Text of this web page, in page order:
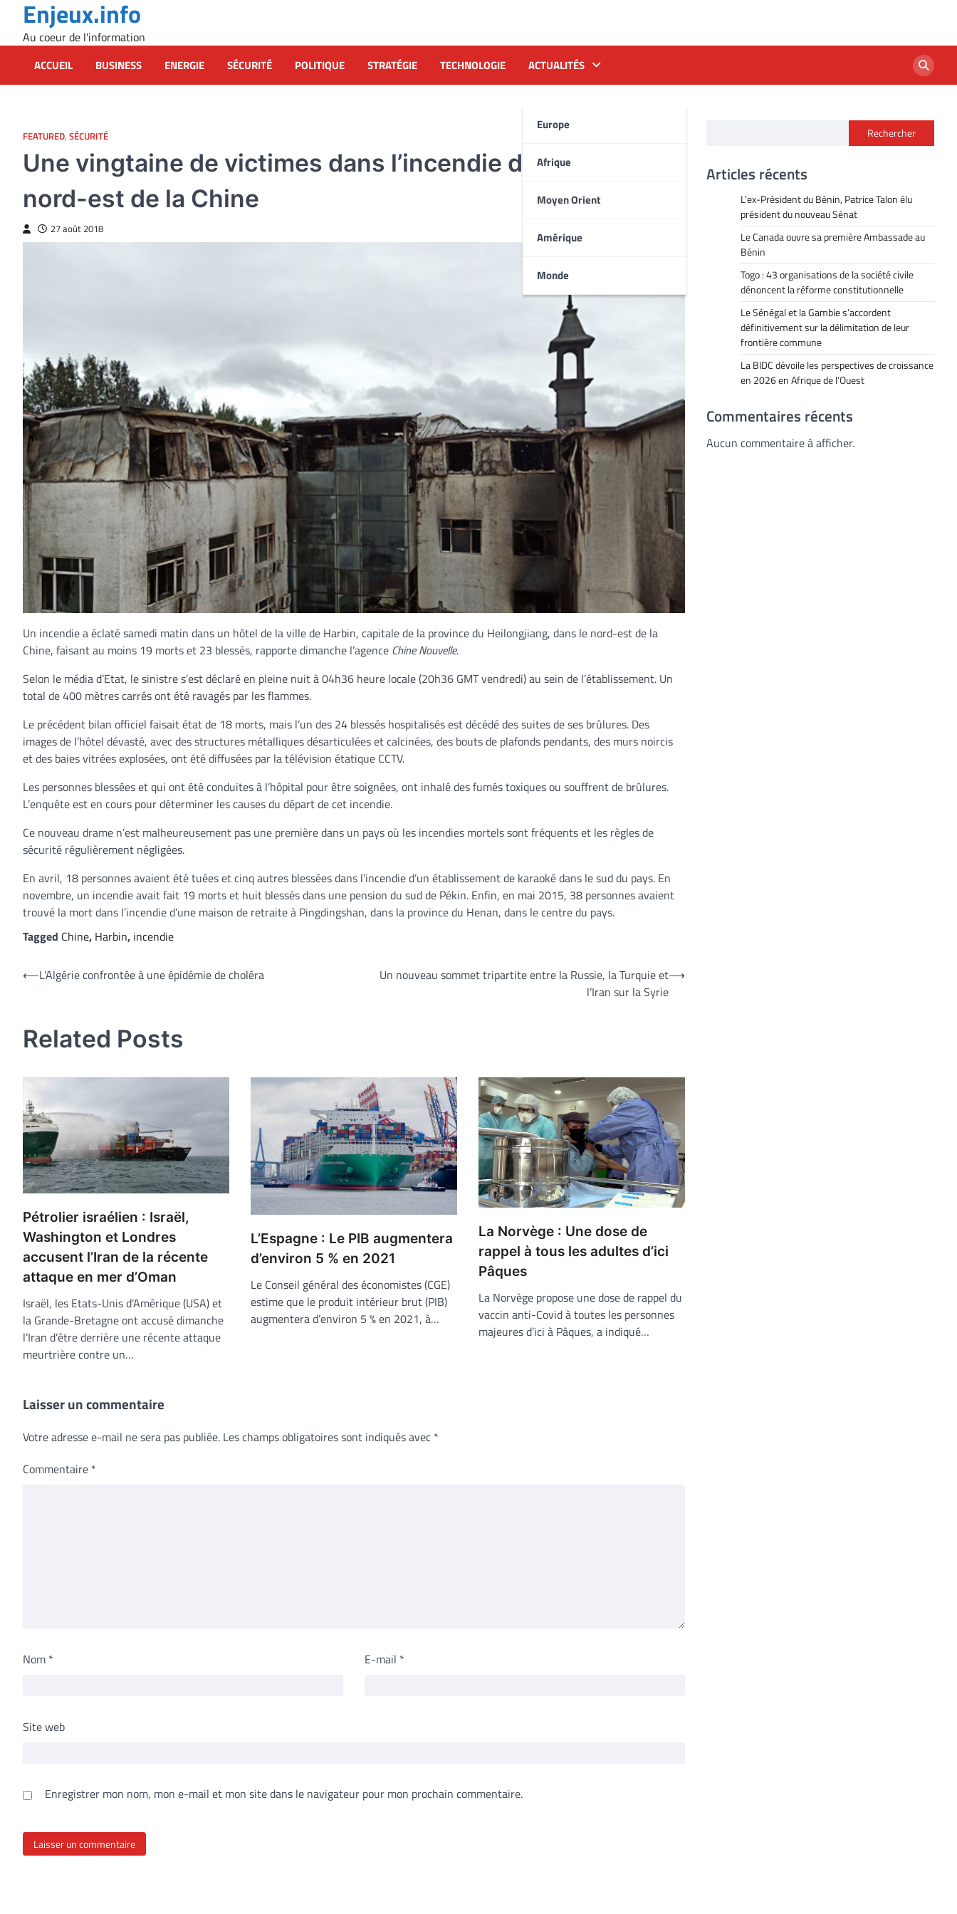
content
Enjeux.info
Au coeur de l'information
ACCUEIL BUSINESS ENERGIE SÉCURITÉ POLITIQUE STRATÉGIE TECHNOLOGIE ACTUALITÉS
Europe
Afrique
Moyen Orient
Amérique
Monde
FEATURED, SÉCURITÉ
Une vingtaine de victimes dans l’incendie d’un hôtel au
nord-est de la Chine
27 août 2018
Un incendie a éclaté samedi matin dans un hôtel de la ville de Harbin, capitale de la province du Heilongjiang, dans le nord-est de la
Chine, faisant au moins 19 morts et 23 blessés, rapporte dimanche l’agence Chine Nouvelle.
Selon le média d’Etat, le sinistre s’est déclaré en pleine nuit à 04h36 heure locale (20h36 GMT vendredi) au sein de l’établissement. Un
total de 400 mètres carrés ont été ravagés par les flammes.
Le précédent bilan officiel faisait état de 18 morts, mais l’un des 24 blessés hospitalisés est décédé des suites de ses brûlures. Des
images de l’hôtel dévasté, avec des structures métalliques désarticulées et calcinées, des bouts de plafonds pendants, des murs noircis
et des baies vitrées explosées, ont été diffusées par la télévision étatique CCTV.
Les personnes blessées et qui ont été conduites à l’hôpital pour être soignées, ont inhalé des fumés toxiques ou souffrent de brûlures.
L’enquête est en cours pour déterminer les causes du départ de cet incendie.
Ce nouveau drame n’est malheureusement pas une première dans un pays où les incendies mortels sont fréquents et les règles de
sécurité régulièrement négligées.
En avril, 18 personnes avaient été tuées et cinq autres blessées dans l’incendie d’un établissement de karaoké dans le sud du pays. En
novembre, un incendie avait fait 19 morts et huit blessés dans une pension du sud de Pékin. Enfin, en mai 2015, 38 personnes avaient
trouvé la mort dans l’incendie d’une maison de retraite à Pingdingshan, dans la province du Henan, dans le centre du pays.
Tagged Chine, Harbin, incendie
Navigation
⟵L’Algérie confrontée à une épidémie de choléra
Un nouveau sommet tripartite entre la Russie, la Turquie et
l’Iran sur la Syrie
⟶
Related Posts
Pétrolier israélien : Israël,
Washington et Londres
accusent l’Iran de la récente
attaque en mer d’Oman
Israël, les Etats-Unis d’Amérique (USA) et
la Grande-Bretagne ont accusé dimanche
l’Iran d’être derrière une récente attaque
meurtrière contre un…
L’Espagne : Le PIB augmentera
d’environ 5 % en 2021
Le Conseil général des économistes (CGE)
estime que le produit intérieur brut (PIB)
augmentera d’environ 5 % en 2021, à…
La Norvège : Une dose de
rappel à tous les adultes d’ici
Pâques
La Norvège propose une dose de rappel du
vaccin anti-Covid à toutes les personnes
majeures d’ici à Pâques, a indiqué…
Laisser un commentaire
Votre adresse e-mail ne sera pas publiée. Les champs obligatoires sont indiqués avec *
Commentaire *
Nom * E-mail *
Site web
Enregistrer mon nom, mon e-mail et mon site dans le navigateur pour mon prochain commentaire.
Rechercher
Articles récents
L’ex-Président du Bénin, Patrice Talon élu
président du nouveau Sénat
Le Canada ouvre sa première Ambassade au
Bénin
Togo : 43 organisations de la société civile
dénoncent la réforme constitutionnelle
Le Sénégal et la Gambie s’accordent
définitivement sur la délimitation de leur
frontière commune
La BIDC dévoile les perspectives de croissance
en 2026 en Afrique de l’Ouest
Commentaires récents
Aucun commentaire à afficher.